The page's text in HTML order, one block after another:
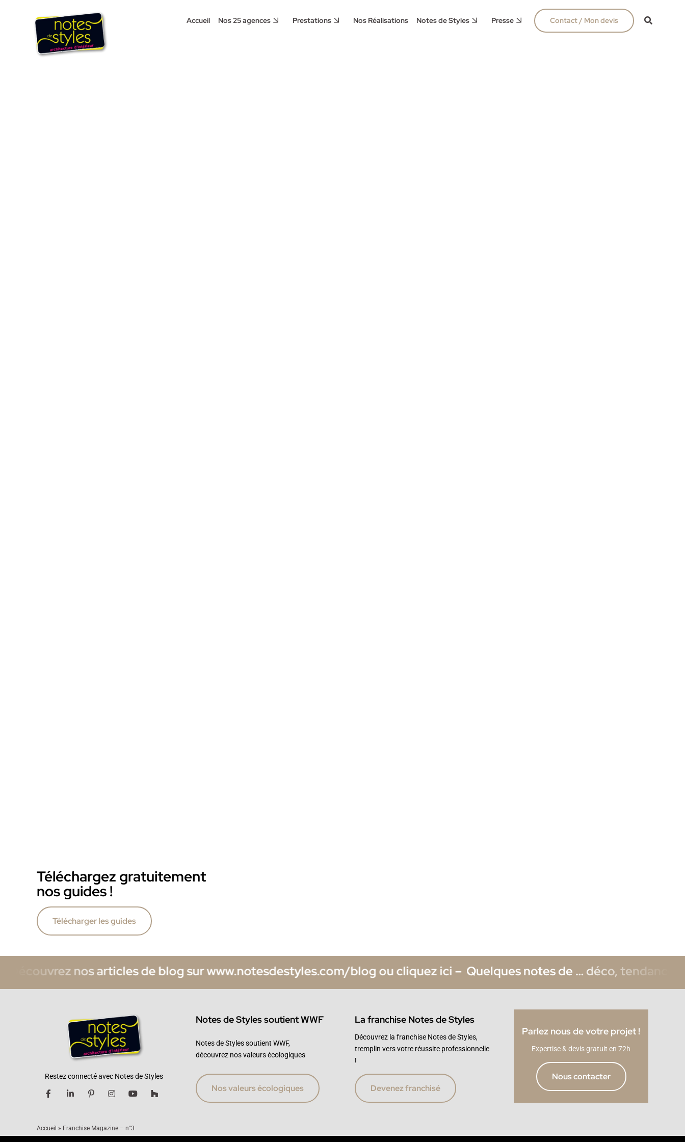
Accueil Nos 25 agences Prestations Nos Réalisations Notes de Styles Presse Contact / Mon devis
Téléchargez gratuitement
nos guides !
Télécharger les guides
nos articles de blog sur www.notesdestyles.com/blog ou cliquez ici – Quelques notes de … déco, tendance,
Restez connecté avec Notes de Styles
Notes de Styles soutient WWF
Notes de Styles soutient WWF,
découvrez nos valeurs écologiques
Nos valeurs écologiques
La franchise Notes de Styles
Découvrez la franchise Notes de Styles,
tremplin vers votre réussite professionnelle
!
Devenez franchisé
Parlez nous de votre projet !
Expertise & devis gratuit en 72h
Nous contacter
Accueil » Franchise Magazine – n°3